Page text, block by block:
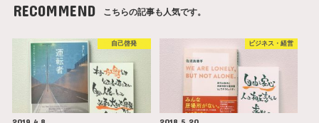
RECOMMEND こちらの記事も人気です。
自己啓発 ビジネス・経営